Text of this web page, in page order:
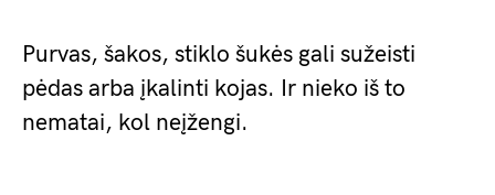
Purvas, šakos, stiklo šukės gali sužeisti
pėdas arba įkalinti kojas. Ir nieko iš to
nematai, kol neįžengi.